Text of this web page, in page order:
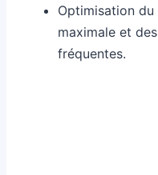
Optimisation
maximale et
fréquentes.